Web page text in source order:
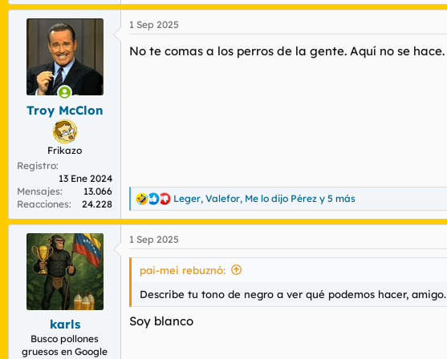
a
c
i
Troy McClon
Frikazo
Registro
13 Ene 2024
Mensajes
13.066
Reacciones
24.228
1 Sep 2025
No te comas a los perros de la gente. Aquí no se hace.
R
e
a
c
c
e
s
Leger, Valefor, Me lo dijo Pérez y 5 más
karls
Busco pollones
gruesos en Google
1 Sep 2025
pai-mei rebuznó:
Describe tu tono de negro a ver qué podemos hacer, amigo.
Soy blanco